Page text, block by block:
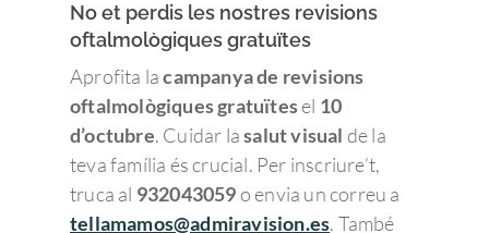
No et perdis les nostres revisions
oftalmològiques gratuïtes
Aprofita lacampanya de revisions
oftalmològiques gratuïtesel 10
d’octubre. Cuidar lasalut visual de la
teva família és crucial. Per inscriure’t,
truca al 932043059o envia un correu a
tellamamos@admiravision.es. També